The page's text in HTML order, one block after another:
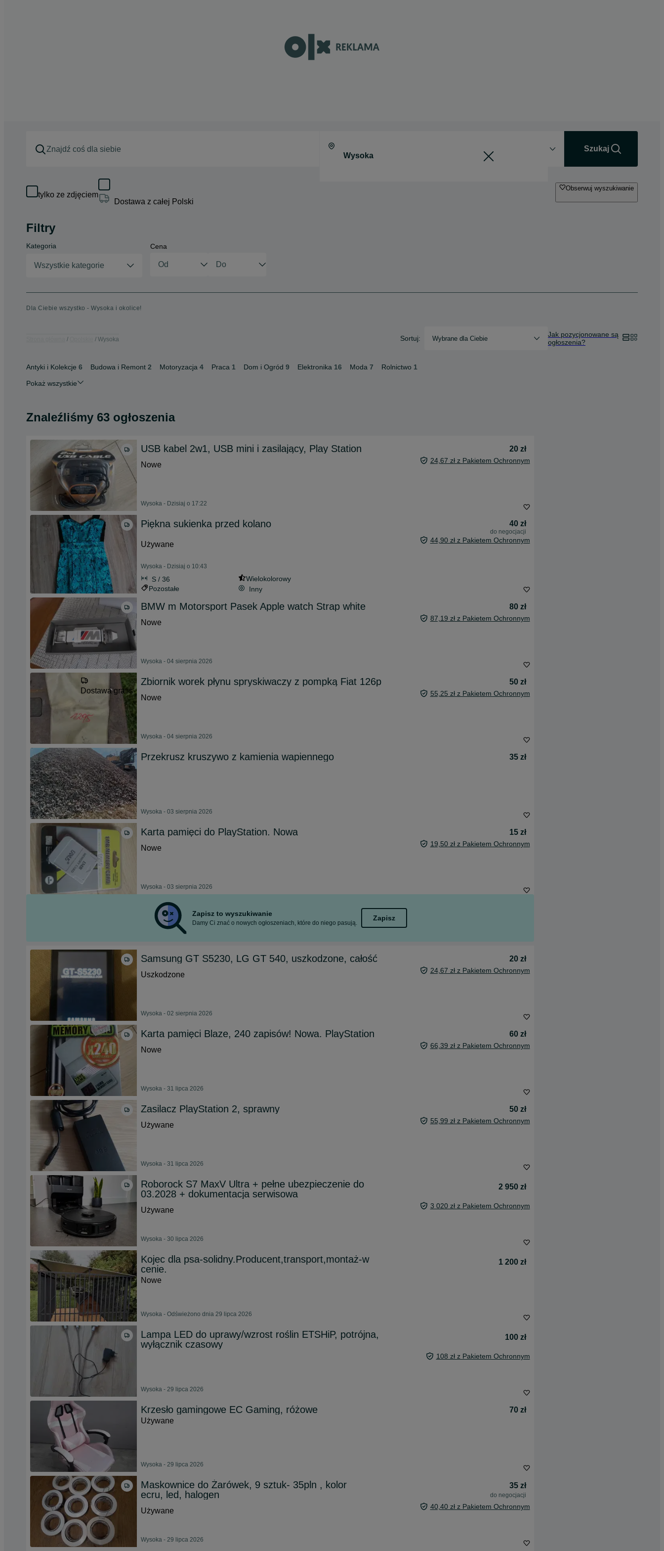
Szukaj
tylko ze zdjęciem
Dostawa z całej Polski
Obserwuj wyszukiwanie
Filtry
Kategoria
Wszystkie kategorie
Cena
Dla Ciebie wszystko - Wysoka i okolice!
Wysoka Sortuj: Wybrane dla Ciebie
Jak pozycjonowane są
ogłoszenia?
Antyki i Kolekcje 6 Budowa i Remont 2 Motoryzacja 4 Praca 1 Dom i Ogród 9 Elektronika 16 Moda 7 Rolnictwo 1
Pokaż wszystkie
Znaleźliśmy 63 ogłoszenia
USB kabel 2w1, USB mini i zasilający, Play Station
20 zł
Nowe
24,67 zł z Pakietem Ochronnym
Wysoka - Dzisiaj o 17:22
Piękna sukienka przed kolano 40 zł
do negocjacji
Używane 44,90 zł z Pakietem Ochronnym
Wysoka - Dzisiaj o 10:43
S / 36
Wielokolorowy
Pozostałe
Inny
BMW m Motorsport Pasek Apple watch Strap white
80 zł
Nowe
87,19 zł z Pakietem Ochronnym
Wysoka - 04 sierpnia 2026
Dostawa gratis
Zbiornik worek płynu spryskiwaczy z pompką Fiat 126p
50 zł
Nowe
55,25 zł z Pakietem Ochronnym
Wysoka - 04 sierpnia 2026
Przekrusz kruszywo z kamienia wapiennego 35 zł
Wysoka - 03 sierpnia 2026
Karta pamięci do PlayStation. Nowa
15 zł
Nowe
19,50 zł z Pakietem Ochronnym
Wysoka - 03 sierpnia 2026
Zapisz to wyszukiwanie
Damy Ci znać o nowych ogłoszeniach, które do niego pasują.
Zapisz
Samsung GT S5230, LG GT 540, uszkodzone, całość
20 zł
Uszkodzone
24,67 zł z Pakietem Ochronnym
Wysoka - 02 sierpnia 2026
Karta pamięci Blaze, 240 zapisów! Nowa. PlayStation
60 zł
Nowe
66,39 zł z Pakietem Ochronnym
Wysoka - 31 lipca 2026
Zasilacz PlayStation 2, sprawny
50 zł
Używane
55,99 zł z Pakietem Ochronnym
Wysoka - 31 lipca 2026
Roborock S7 MaxV Ultra + pełne ubezpieczenie do
03.2028 + dokumentacja serwisowa
2 950 zł
Używane 3 020 zł z Pakietem Ochronnym
Wysoka - 30 lipca 2026
Kojec dla psa-solidny.Producent,transport,montaż-w
cenie.
1 200 zł
Nowe
Wysoka - Odświeżono dnia 29 lipca 2026
Lampa LED do uprawy/wzrost roślin ETSHiP, potrójna,
wyłącznik czasowy
100 zł
108 zł z Pakietem Ochronnym
Wysoka - 29 lipca 2026
Krzesło gamingowe EC Gaming, różowe
70 zł
Używane
Wysoka - 29 lipca 2026
Maskownice do Żarówek, 9 sztuk- 35pln , kolor
ecru, led, halogen
35 zł
do negocjacji
Używane 40,40 zł z Pakietem Ochronnym
Wysoka - 29 lipca 2026